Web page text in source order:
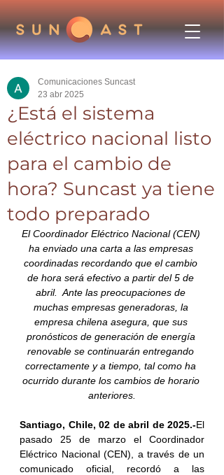
¿Está el sistema
eléctrico nacional listo
para el cambio de
hora? Suncast ya tiene
todo preparado
Comunicaciones Suncast
23 abr 2025
El Coordinador Eléctrico Nacional (CEN)
ha enviado una carta a las empresas
coordinadas recordando que el cambio
de hora será efectivo a partir del 5 de
abril.  Ante las preocupaciones de
muchas empresas generadoras, la
empresa chilena asegura, que sus
pronósticos de generación de energía
renovable se continuarán entregando
correctamente y a tiempo, tal como ha
ocurrido durante los cambios de horario
anteriores.
Santiago, Chile, 02 de abril de 2025.-El
pasado 25 de marzo el Coordinador
Eléctrico Nacional (CEN), a través de un
comunicado oficial, recordó a las